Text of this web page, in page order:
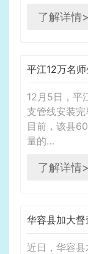
了解详情
平江12万名
12月5日，平
支管线安装完
目前，该县
量的…
了解详情
华容县加大
近日，华容